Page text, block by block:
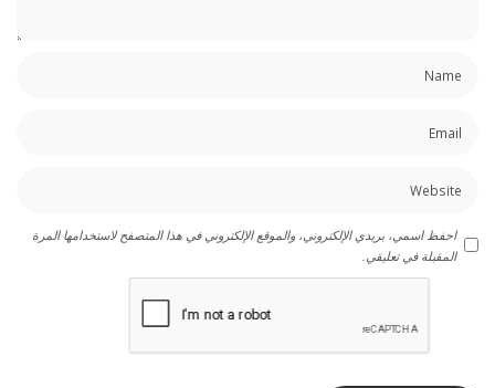
احفظ اسمي، بريدي الإلكتروني، والموقع الإلكتروني في هذا المتصفح لاستخدامها المرة
المقبلة في تعليقي.